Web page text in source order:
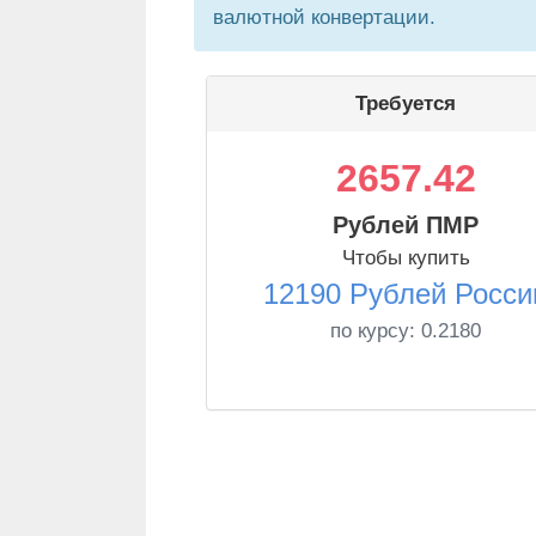
валютной конвертации.
Требуется
2657.42
Рублей ПМР
Чтобы купить
12190 Рублей
по курсу: 0.2180